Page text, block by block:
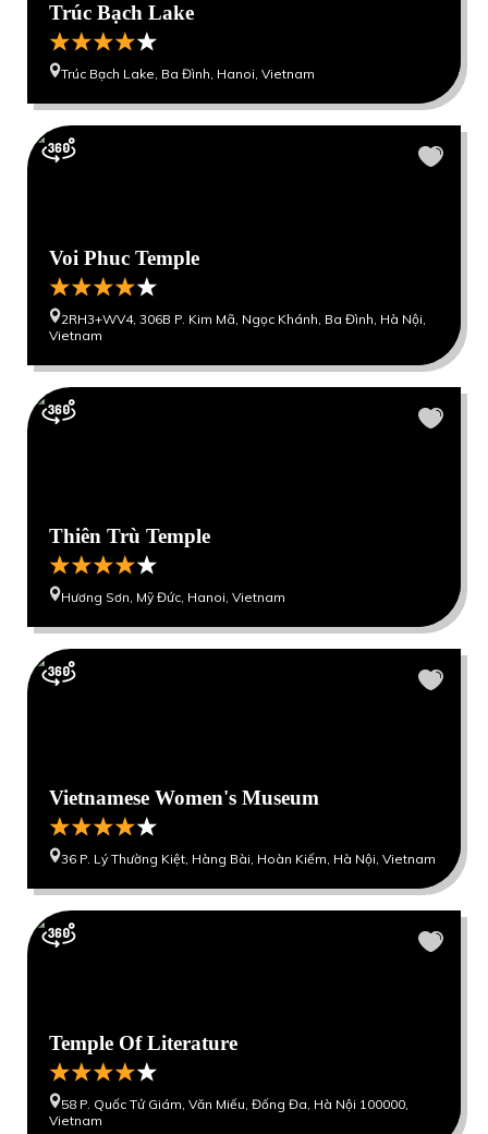
Trúc Bạch Lake
Trúc Bạch Lake, Ba Đình, Hanoi, Vietnam
Voi Phuc Temple
2RH3+WV4, 306B P. Kim Mã, Ngọc Khánh, Ba Đình, Hà Nội,
Vietnam
Thiên Trù Temple
Hương Sơn, Mỹ Đức, Hanoi, Vietnam
Vietnamese Women's Museum
36 P. Lý Thường Kiệt, Hàng Bài, Hoàn Kiếm, Hà Nội, Vietnam
Temple Of Literature
58 P. Quốc Tử Giám, Văn Miếu, Đống Đa, Hà Nội 100000,
Vietnam